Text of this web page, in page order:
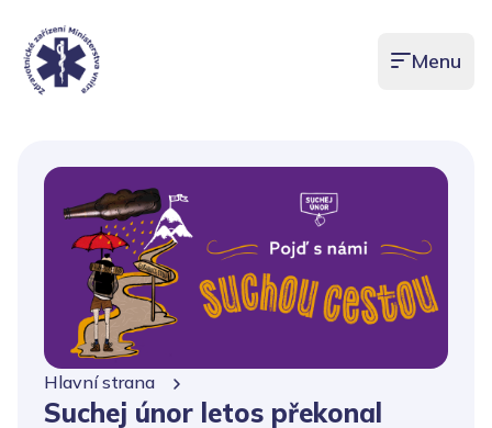
Otevřít
Menu
Hlavní strana
Suchej únor letos překonal